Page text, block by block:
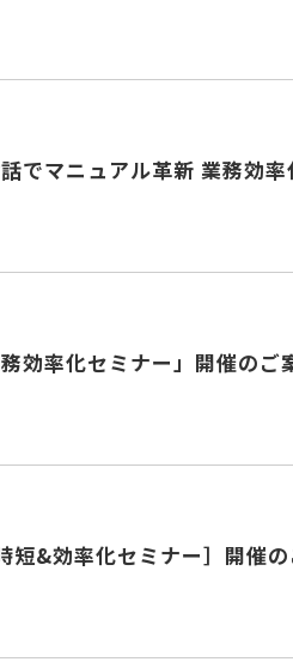
でマニュアル革新 業務効
効率化セミナー」開催のご
短&効率化セミナー］開催